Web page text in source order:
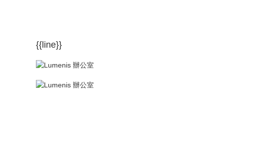
{{line}}